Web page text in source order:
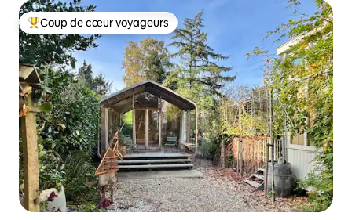
Coups de cœur voyageurs les plus appréciés
Coup de cœur voyageurs